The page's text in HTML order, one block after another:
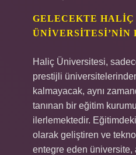
GELECEKTE HALIÇ
ÜNIVERSITESI’NIN
Haliç Üniversitesi,
prestijli
kalmayacak, aynı
tanınan bir eğitim
ilerlemektedir.
olarak geliştiren ve
entegre eden üniversite,